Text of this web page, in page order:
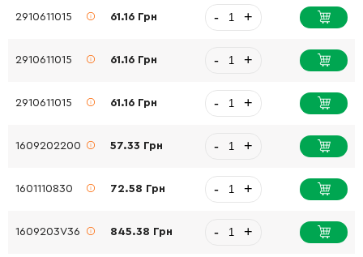
2910611015 61.16 Грн - +
2910611015 61.16 Грн - +
2910611015 61.16 Грн - +
1609202200 57.33 Грн - +
1601110830 72.58 Грн - +
1609203V36 845.38 Грн - +